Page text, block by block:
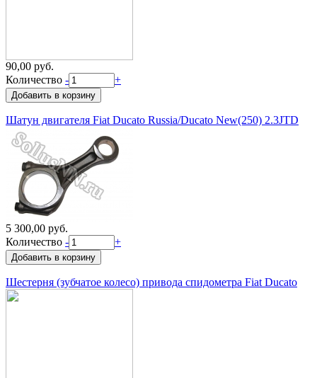
90,00 руб.
Количество - +
Шатун двигателя Fiat Ducato Russia/Ducato New(250) 2.3JTD
5 300,00 руб.
Количество - +
Шестерня (зубчатое колесо) привода спидометра Fiat Ducato